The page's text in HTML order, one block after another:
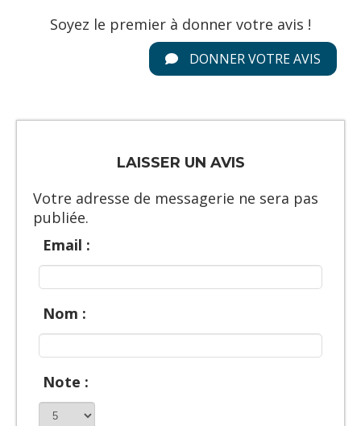
Soyez le premier à donner votre avis !
DONNER VOTRE AVIS
LAISSER UN AVIS
Votre adresse de messagerie ne sera pas
publiée.
Email :
Nom :
Note :